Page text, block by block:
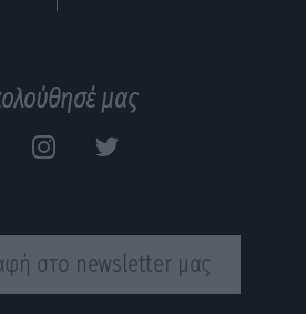
μας
στο newsletter μας